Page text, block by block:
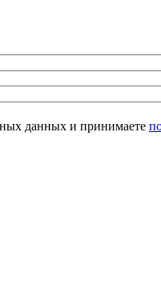
данных и принимаете